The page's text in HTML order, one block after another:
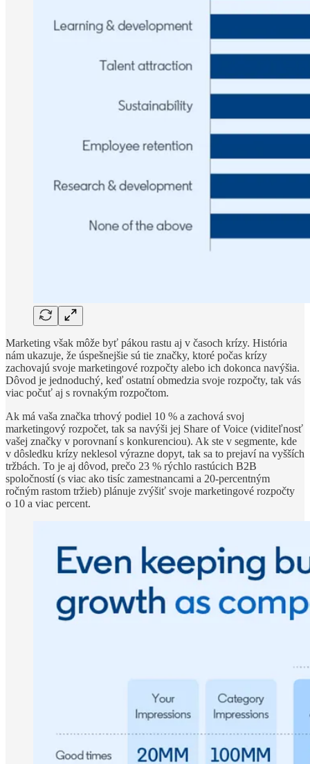
Marketing však môže byť pákou rastu aj v časoch krízy. História
nám ukazuje, že úspešnejšie sú tie značky, ktoré počas krízy
zachovajú svoje marketingové rozpočty alebo ich dokonca navýšia.
Dôvod je jednoduchý, keď ostatní obmedzia svoje rozpočty, tak vás
viac počuť aj s rovnakým rozpočtom.
Ak má vaša značka trhový podiel 10 % a zachová svoj
marketingový rozpočet, tak sa navýši jej Share of Voice (viditeľnosť
vašej značky v porovnaní s konkurenciou). Ak ste v segmente, kde
v dôsledku krízy neklesol výrazne dopyt, tak sa to prejaví na vyšších
tržbách. To je aj dôvod, prečo 23 % rýchlo rastúcich B2B
spoločností (s viac ako tisíc zamestnancami a 20-percentným
ročným rastom tržieb) plánuje zvýšiť svoje marketingové rozpočty
o 10 a viac percent.